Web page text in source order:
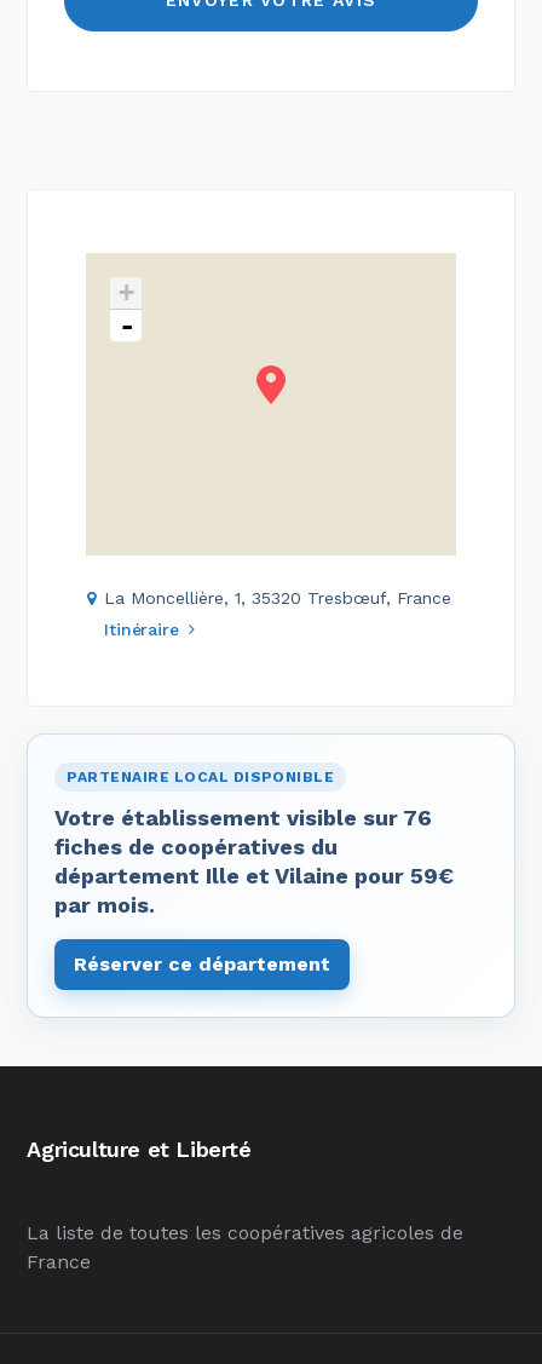
+
-
La Moncellière, 1, 35320 Tresbœuf, France
Itinéraire
PARTENAIRE LOCAL DISPONIBLE
Votre établissement visible sur 76
fiches de coopératives du
département Ille et Vilaine pour 59€
par mois.
Réserver ce département
Agriculture et Liberté
La liste de toutes les coopératives agricoles de
France